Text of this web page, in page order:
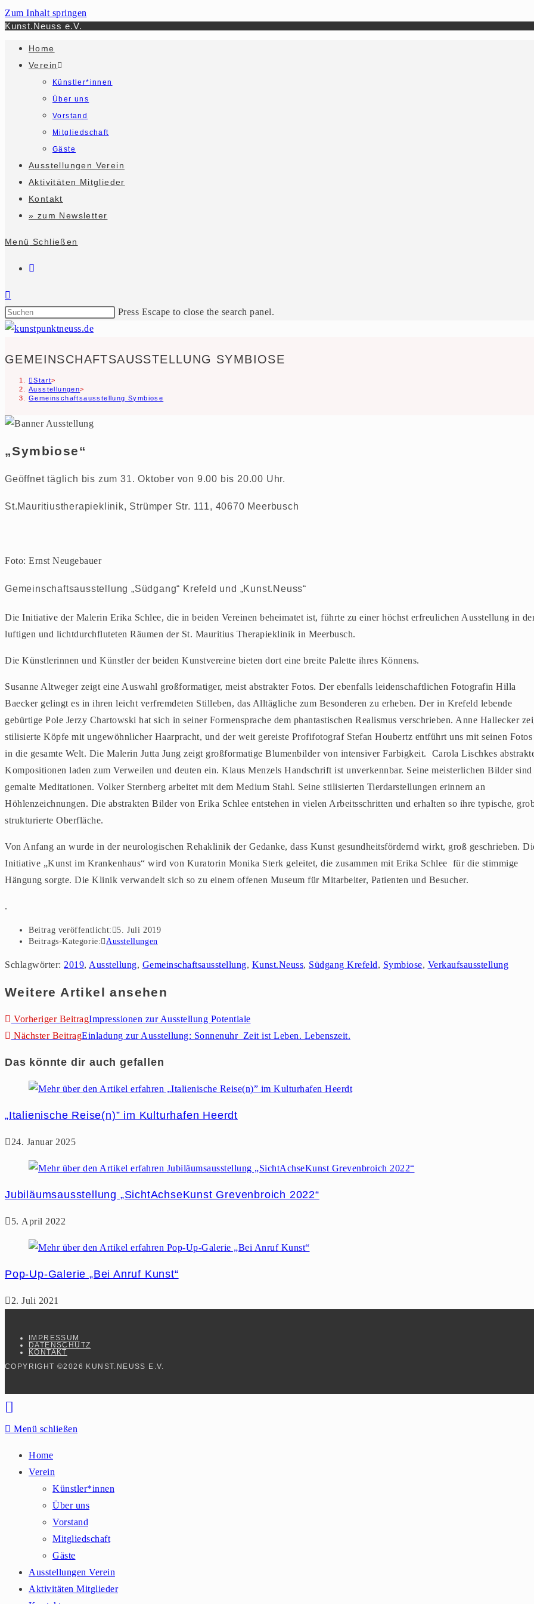
Zum Inhalt springen
Kunst.Neuss e.V.
Home
Verein
Künstler*innen
Über uns
Vorstand
Mitgliedschaft
Gäste
Ausstellungen Verein
Aktivitäten Mitglieder
Kontakt
» zum Newsletter
Menü Schließen
Press Escape to close the search panel.
GEMEINSCHAFTSAUSSTELLUNG SYMBIOSE
Start>
Ausstellungen>
Gemeinschaftsausstellung Symbiose
„Symbiose“
Geöffnet täglich bis zum 31. Oktober von 9.00 bis 20.00 Uhr.
St.Mauritiustherapieklinik, Strümper Str. 111, 40670 Meerbusch
Foto: Ernst Neugebauer
Gemeinschaftsausstellung „Südgang“ Krefeld und „Kunst.Neuss“
Die Initiative der Malerin Erika Schlee, die in beiden Vereinen beheimatet ist, führte zu einer höchst erfreulichen Ausstellung in
luftigen und lichtdurchfluteten Räumen der St. Mauritius Therapieklinik in Meerbusch.
Die Künstlerinnen und Künstler der beiden Kunstvereine bieten dort eine breite Palette ihres Könnens.
Susanne Altweger zeigt eine Auswahl großformatiger, meist abstrakter Fotos. Der ebenfalls leidenschaftlichen Fotografin Hilla
Baecker gelingt es in ihren leicht verfremdeten Stilleben, das Alltägliche zum Besonderen zu erheben. Der in Krefeld lebende
gebürtige Pole Jerzy Chartowski hat sich in seiner Formensprache dem phantastischen Realismus verschrieben. Anne Hallecker
stilisierte Köpfe mit ungewöhnlicher Haarpracht, und der weit gereiste Profifotograf Stefan Houbertz entführt uns mit seinen Fotos
in die gesamte Welt. Die Malerin Jutta Jung zeigt großformatige Blumenbilder von intensiver Farbigkeit. Carola Lischkes
Kompositionen laden zum Verweilen und deuten ein. Klaus Menzels Handschrift ist unverkennbar. Seine meisterlichen Bilder sind
gemalte Meditationen. Volker Sternberg arbeitet mit dem Medium Stahl. Seine stilisierten Tierdarstellungen erinnern an
Höhlenzeichnungen. Die abstrakten Bilder von Erika Schlee entstehen in vielen Arbeitsschritten und erhalten so ihre typische,
strukturierte Oberfläche.
Von Anfang an wurde in der neurologischen Rehaklinik der Gedanke, dass Kunst gesundheitsfördernd wirkt, groß geschrieben.
Initiative „Kunst im Krankenhaus“ wird von Kuratorin Monika Sterk geleitet, die zusammen mit Erika Schlee für die stimmige
Hängung sorgte. Die Klinik verwandelt sich so zu einem offenen Museum für Mitarbeiter, Patienten und Besucher.
.
Beitrag veröffentlicht:
5. Juli 2019
Beitrags-Kategorie:
Ausstellungen
Schlagwörter: 2019, Ausstellung, Gemeinschaftsausstellung, Kunst.Neuss, Südgang Krefeld, Symbiose, Verkaufsausstellung
Weitere Artikel ansehen
Vorheriger BeitragImpressionen zur Ausstellung Potentiale
Nächster BeitragEinladung zur Ausstellung: Sonnenuhr_Zeit ist Leben. Lebenszeit.
Das könnte dir auch gefallen
„Italienische Reise(n)” im Kulturhafen Heerdt
24. Januar 2025
Jubiläumsausstellung „SichtAchseKunst Grevenbroich 2022“
5. April 2022
Pop-Up-Galerie „Bei Anruf Kunst“
2. Juli 2021
IMPRESSUM
DATENSCHUTZ
KONTAKT
COPYRIGHT ©2026 KUNST.NEUSS E.V.
Menü schließen
Home
Verein
Künstler*innen
Über uns
Vorstand
Mitgliedschaft
Gäste
Ausstellungen Verein
Aktivitäten Mitglieder